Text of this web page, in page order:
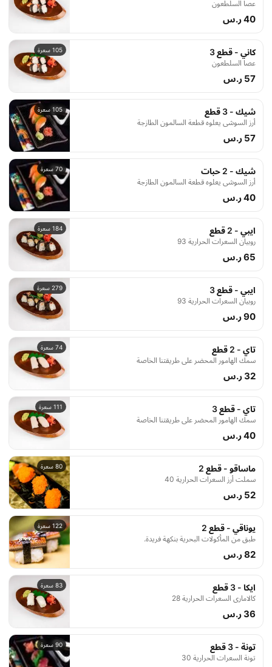
عصا السلطعون
40 ر.س
105 سعرة كاني - قطع 3
عصا السلطعون
57 ر.س
105 سعرة شيك - 3 قطع
أرز السوشي يعلوه قطعة السالمون الطازجة
57 ر.س
70 سعرة شيك - 2 حبات
أرز السوشي يعلوه قطعة السالمون الطازجة
40 ر.س
184 سعرة ايبي - 2 قطع
روبيان السعرات الحرارية 93
65 ر.س
279 سعرة ايبي - قطع 3
روبيان السعرات الحرارية 93
90 ر.س
74 سعرة تاي - 2 قطع
سمك الهامور المحضر على طريقتنا الخاصة
32 ر.س
111 سعرة تاي - قطع 3
سمك الهامور المحضر على طريقتنا الخاصة
40 ر.س
80 سعرة ماساقو - قطع 2
سملت أرز السعرات الحرارية 40
52 ر.س
122 سعرة يوناقي - قطع 2
طبق من المأكولات البحرية بنكهة فريدة.
82 ر.س
83 سعرة ايكا - 3 قطع
كالاماري السعرات الحرارية 28
36 ر.س
90 سعرة تونة - 3 قطع
تونة السعرات الحرارية 30